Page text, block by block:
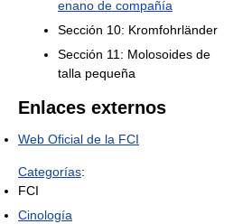
enano de compañía
Sección 10: Kromfohrländer
Sección 11: Molosoides de
talla pequeña
Enlaces externos
Web Oficial de la FCI
Categorías:
FCI
Cinología